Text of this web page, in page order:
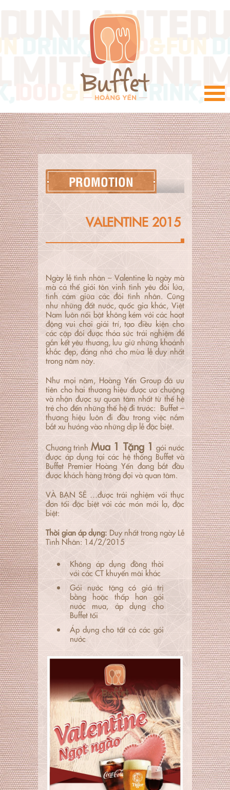
PROMOTION
VALENTINE 2015
Ngày lễ tình nhân – Valentine là ngày mà
mà cả thế giới tôn vinh tình yêu đôi lứa,
tình cảm giữa các đôi tình nhân. Cũng
như những đất nước, quốc gia khác, Việt
Nam luôn nổi bật không kém với các hoạt
động vui chơi giải trí, tạo điều kiện cho
các cặp đôi được thỏa sức trải nghiệm để
gắn kết yêu thương, lưu giữ những khoảnh
khắc đẹp, đáng nhớ cho mùa lễ duy nhất
trong năm này.
Như mọi năm, Hoàng Yến Group đã ưu
tiên cho hai thương hiệu được ưa chuộng
và nhận được sự quan tâm nhất từ thế hệ
trẻ cho đến những thế hệ đi trước: Buffet –
thương hiệu luôn đi đầu trong việc nắm
bắt xu hướng vào những dịp lễ đặc biệt.
Chương trình Mua 1 Tặng 1 gói nước
được áp dụng tại các hệ thống Buffet và
Buffet Premier Hoàng Yến đang bắt đầu
được khách hàng trông đợi và quan tâm.
VÀ BẠN SẼ …được trải nghiệm với thực
đơn tối đặc biệt với các món mới lạ, đặc
biệt:
Thời gian áp dụng: Duy nhất trong ngày Lễ
Tình Nhân: 14/2/2015
Không áp dụng đồng thời
với các CT khuyến mãi khác
Gói nước tặng có giá trị
bằng hoặc thấp hơn gói
nước mua, áp dụng cho
Buffet tối
Áp dụng cho tất cả các gói
nước